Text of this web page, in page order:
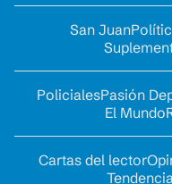
San Juan
PolicialesPasión
El Mundo
Cartas del lector